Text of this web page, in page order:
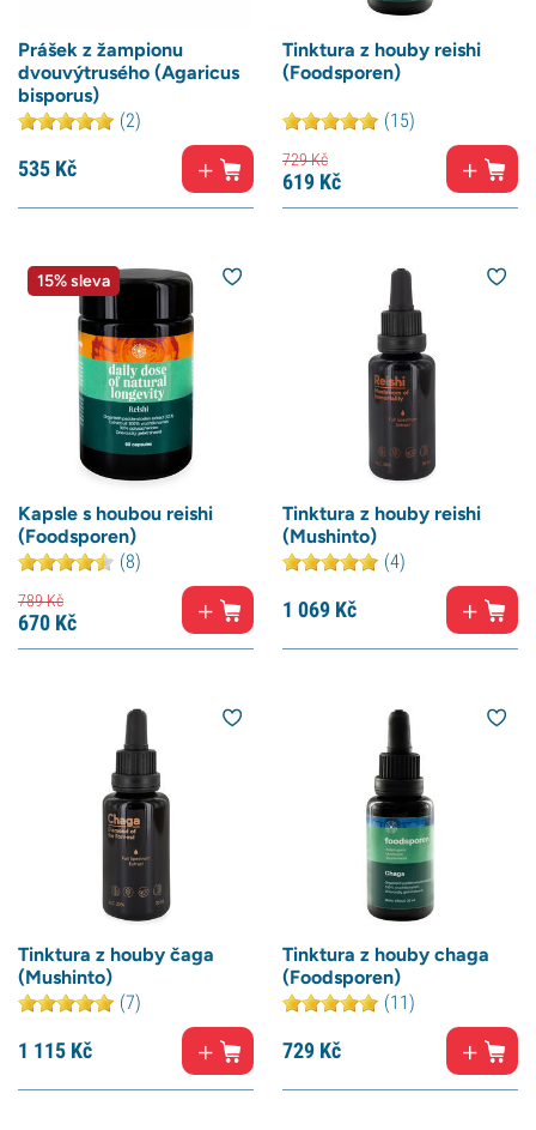
Prášek z žampionu
dvouvýtrusého (Agaricus
bisporus)
(2)
535 Kč
Tinktura z houby reishi
(Foodsporen)
(15)
729Kč
619 Kč
15% sleva
Kapsle s houbou reishi
(Foodsporen)
(8)
789Kč
670 Kč
Tinktura z houby reishi
(Mushinto)
(4)
1 069 Kč
Tinktura z houby čaga
(Mushinto)
(7)
1 115 Kč
Tinktura z houby chaga
(Foodsporen)
(11)
729 Kč